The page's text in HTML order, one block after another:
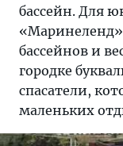
бассейн. Для
«Маринеленд»
бассейнов и
городке
спасатели,
маленьких